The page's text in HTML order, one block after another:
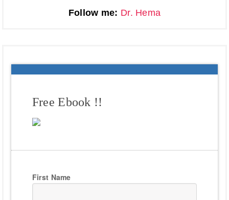
Follow me: Dr. Hema
Free Ebook !!
First Name